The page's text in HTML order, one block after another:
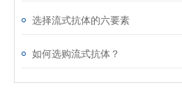
选择流式抗体的六要素
如何选购流式抗体？